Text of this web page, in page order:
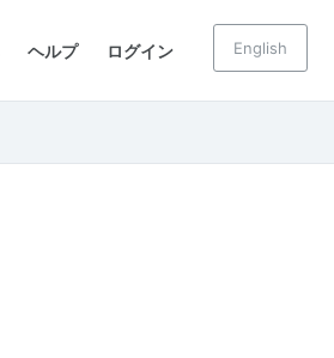
ヘルプ ログイン English